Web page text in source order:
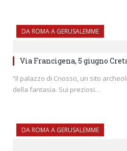
DA ROMA A GERUSALEMME
Via Francigena, 5 giugno
“Il palazzo di Cnosso, un sito
della fantasia. Sui preziosi…
DA ROMA A GERUSALEMME